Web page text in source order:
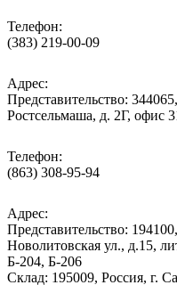
Телефон:
(383) 219-00-09
Адрес:
Представительство:
Ростсельмаша, д. 2Г, офис
Телефон:
(863) 308-95-94
Адрес:
Представительство:
Новолитовская ул., д.15,
Б-204, Б-206
Склад: 195009, Россия, г.